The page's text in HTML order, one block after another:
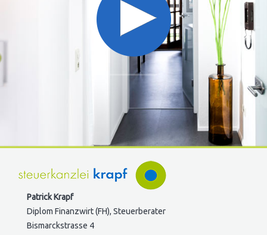
Patrick Krapf
Diplom Finanzwirt (FH), Steuerberater
Bismarckstrasse 4